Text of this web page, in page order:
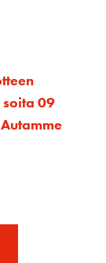
soita 09